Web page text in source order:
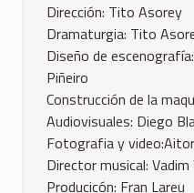
Dirección: Tito Asorey
Dramaturgia: Tito
Diseño de
Piñeiro
Construcción de la
Audiovisuales: Diego
Fotografia y
Director musical: Vadim
Producicón: Fran Lareu